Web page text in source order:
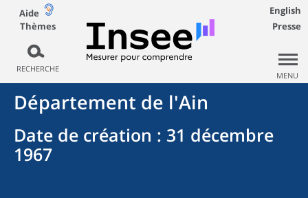
Aide
Thèmes
RECHERCHE
English
Presse
MENU
Département de l'Ain
Date de création : 31 décembre
1967